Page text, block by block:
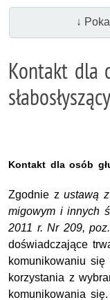
↓
Kontakt dla
Kontakt dla osób
Zgodnie zustawą
migowym i innych
2011 r. Nr 209,
doświadczające
komunikowaniu
korzystania z
komunikowania się.